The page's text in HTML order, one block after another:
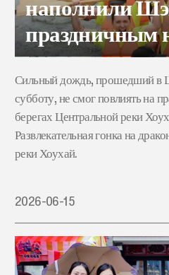
наполнили
праздничным
Сильный дождь, прошедший в
субботу, не смог повлиять на
берегах Центральной реки
Развлекательная гонка на
реки Хоухай.
2026-06-15